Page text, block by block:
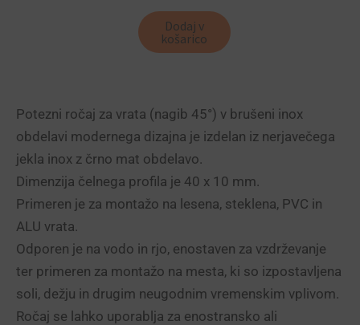
Dodaj v
košarico
Potezni ročaj za vrata (nagib 45°) v brušeni inox
obdelavi modernega dizajna je izdelan iz nerjavečega
jekla inox z črno mat obdelavo.
Dimenzija čelnega profila je 40 x 10 mm.
Primeren je za montažo na lesena, steklena, PVC in
ALU vrata.
Odporen je na vodo in rjo, enostaven za vzdrževanje
ter primeren za montažo na mesta, ki so izpostavljena
soli, dežju in drugim neugodnim vremenskim vplivom.
Ročaj se lahko uporablja za enostransko ali